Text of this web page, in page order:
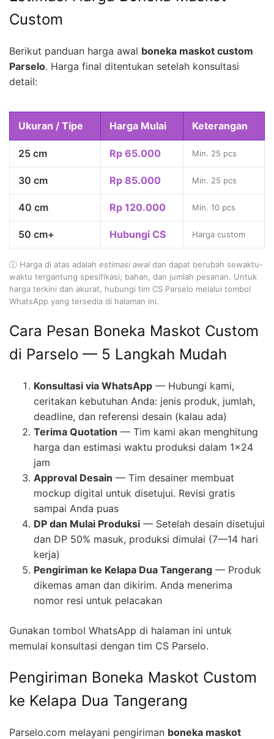
Custom
Berikut panduan harga awal boneka maskot custom
Parselo. Harga final ditentukan setelah konsultasi
detail:
Ukuran / Tipe Harga Mulai Keterangan
25 cm Rp 65.000 Min. 25 pcs
30 cm Rp 85.000 Min. 25 pcs
40 cm Rp 120.000 Min. 10 pcs
50 cm+ Hubungi CS Harga custom
ⓘ Harga di atas adalah estimasi awal dan dapat berubah sewaktu-
waktu tergantung spesifikasi, bahan, dan jumlah pesanan. Untuk
harga terkini dan akurat, hubungi tim CS Parselo melalui tombol
WhatsApp yang tersedia di halaman ini.
Cara Pesan Boneka Maskot Custom
di Parselo — 5 Langkah Mudah
Konsultasi via WhatsApp — Hubungi kami,
ceritakan kebutuhan Anda: jenis produk, jumlah,
deadline, dan referensi desain (kalau ada)
Terima Quotation — Tim kami akan menghitung
harga dan estimasi waktu produksi dalam 1×24
jam
Approval Desain — Tim desainer membuat
mockup digital untuk disetujui. Revisi gratis
sampai Anda puas
DP dan Mulai Produksi — Setelah desain disetujui
dan DP 50% masuk, produksi dimulai (7—14 hari
kerja)
Pengiriman ke Kelapa Dua Tangerang — Produk
dikemas aman dan dikirim. Anda menerima
nomor resi untuk pelacakan
Gunakan tombol WhatsApp di halaman ini untuk
memulai konsultasi dengan tim CS Parselo.
Pengiriman Boneka Maskot Custom
ke Kelapa Dua Tangerang
Parselo.com melayani pengiriman boneka maskot